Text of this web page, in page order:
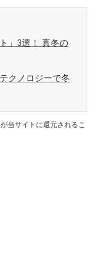
」3選！ 真冬の
クノロジーで冬
当サイトに還元されるこ